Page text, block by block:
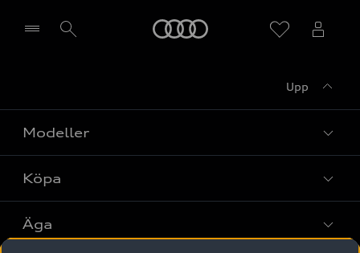
Upp
Modeller
Alla modeller
Elbilar
Köpa
Privaterbjudanden
Äga